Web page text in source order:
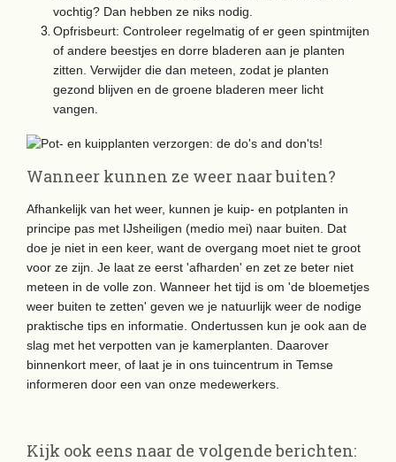
vochtig? Dan hebben ze niks nodig.
Opfrisbeurt: Controleer regelmatig of er geen spintmijten
of andere beestjes en dorre bladeren aan je planten
zitten. Verwijder die dan meteen, zodat je planten
gezond blijven en de groene bladeren meer licht
vangen.
Wanneer kunnen ze weer naar buiten?
Afhankelijk van het weer, kunnen je kuip- en potplanten in
principe pas met IJsheiligen (medio mei) naar buiten. Dat
doe je niet in een keer, want de overgang moet niet te groot
voor ze zijn. Je laat ze eerst 'afharden' en zet ze beter niet
meteen in de volle zon. Wanneer het tijd is om 'de bloemetjes
weer buiten te zetten' geven we je natuurlijk weer de nodige
praktische tips en informatie. Ondertussen kun je ook aan de
slag met het verpotten van je kamerplanten. Daarover
binnenkort meer, of laat je in ons tuincentrum in Temse
informeren door een van onze medewerkers.
Kijk ook eens naar de volgende berichten: